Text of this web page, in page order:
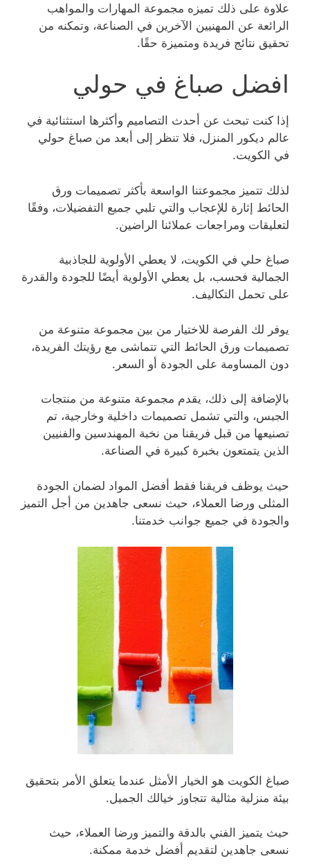
علاوة على ذلك تميزه مجموعة المهارات والمواهب
الرائعة عن المهنيين الآخرين في الصناعة، وتمكنه من
تحقيق نتائج فريدة ومتميزة حقًا.
افضل صباغ في حولي
إذا كنت تبحث عن أحدث التصاميم وأكثرها استثنائية في
عالم ديكور المنزل، فلا تنظر إلى أبعد من صباغ حولي
في الكويت.
لذلك تتميز مجموعتنا الواسعة بأكثر تصميمات ورق
الحائط إثارة للإعجاب والتي تلبي جميع التفضيلات، وفقًا
لتعليقات ومراجعات عملائنا الراضين.
صباغ حلي في الكويت، لا يعطي الأولوية للجاذبية
الجمالية فحسب، بل يعطي الأولوية أيضًا للجودة والقدرة
على تحمل التكاليف.
يوفر لك الفرصة للاختيار من بين مجموعة متنوعة من
تصميمات ورق الحائط التي تتماشى مع رؤيتك الفريدة،
دون المساومة على الجودة أو السعر.
بالإضافة إلى ذلك، يقدم مجموعة متنوعة من منتجات
الجبس، والتي تشمل تصميمات داخلية وخارجية، تم
تصنيعها من قبل فريقنا من نخبة المهندسين والفنيين
الذين يتمتعون بخبرة كبيرة في الصناعة.
حيث يوظف فريقنا فقط أفضل المواد لضمان الجودة
المثلى ورضا العملاء، حيث نسعى جاهدين من أجل التميز
والجودة في جميع جوانب خدمتنا.
صباغ الكويت هو الخيار الأمثل عندما يتعلق الأمر بتحقيق
بيئة منزلية مثالية تتجاوز خيالك الجميل.
حيث يتميز الفني بالدقة والتميز ورضا العملاء، حيث
نسعى جاهدين لتقديم أفضل خدمة ممكنة.